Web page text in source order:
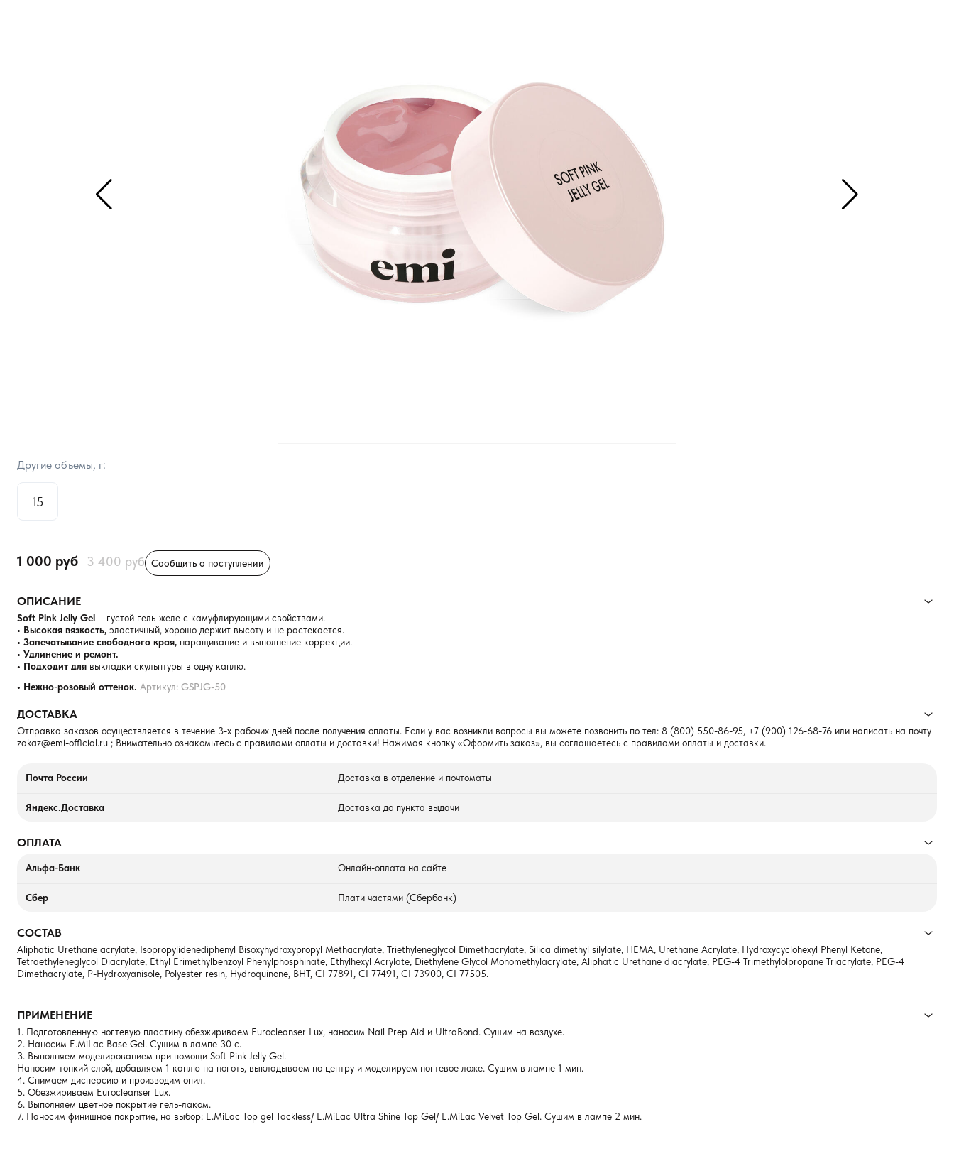
Другие объемы, г:
15
1 000 руб 3 400 руб Сообщить о поступлении
ОПИСАНИЕ
Soft Pink Jelly Gel – густой гель-желе с камуфлирующими свойствами.
• Высокая вязкость, эластичный, хорошо держит высоту и не растекается.
• Запечатывание свободного края, наращивание и выполнение коррекции.
• Удлинение и ремонт.
• Подходит для выкладки скульптуры в одну каплю.
• Нежно-розовый оттенок. Артикул: GSPJG-50
ДОСТАВКА
Отправка заказов осуществляется в течение 3-х рабочих дней после получения оплаты. Если у вас возникли вопросы вы можете позвонить по тел: 8 (800) 550-86-95, +7 (900) 126-68-76 или написать на почту
zakaz@emi-official.ru ; Внимательно ознакомьтесь с правилами оплаты и доставки! Нажимая кнопку «Оформить заказ», вы соглашаетесь с правилами оплаты и доставки.
Почта России Доставка в отделение и почтоматы
Яндекс.Доставка Доставка до пункта выдачи
ОПЛАТА
Альфа-Банк Онлайн-оплата на сайте
Сбер Плати частями (Сбербанк)
СОСТАВ
Aliphatic Urethane acrylate, Isopropylidenediphenyl Bisoxyhydroxypropyl Methacrylate, Triethyleneglycol Dimethacrylate, Silica dimethyl silylate, HEMA, Urethane Acrylate, Hydroxycyclohexyl Phenyl Ketone,
Tetraethyleneglycol Diacrylate, Еthyl Еrimethylbenzoyl Рhenylphosphinate, Ethylhexyl Аcrylate, Diethylene Glycol Monomethylacrylate, Aliphatic Urethane diacrylate, PEG-4 Trimethylolpropane Triacrylate, PEG-4
Dimethacrylate, P-Hydroxyanisole, Polyester resin, Hydroquinone, BHT, CI 77891, CI 77491, CI 73900, CI 77505.
ПРИМЕНЕНИЕ
1. Подготовленную ногтевую пластину обезжириваем Eurocleanser Lux, наносим Nail Prep Aid и UltraBond. Сушим на воздухе.
2. Наносим E.MiLac Base Gel. Сушим в лампе 30 с.
3. Выполняем моделированием при помощи Soft Pink Jelly Gel.
Наносим тонкий слой, добавляем 1 каплю на ноготь, выкладываем по центру и моделируем ногтевое ложе. Сушим в лампе 1 мин.
4. Снимаем дисперсию и производим опил.
5. Обезжириваем Eurocleanser Lux.
6. Выполняем цветное покрытие гель-лаком.
7. Наносим финишное покрытие, на выбор: E.MiLac Top gel Tackless/ E.MiLac Ultra Shine Top Gel/ E.MiLac Velvet Top Gel. Сушим в лампе 2 мин.